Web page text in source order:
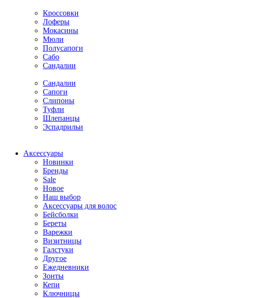
Кроссовки
Лоферы
Мокасины
Мюли
Полусапоги
Сабо
Сандалии
Сандалии
Сапоги
Слипоны
Туфли
Шлепанцы
Эспадрильи
Аксессуары
Новинки
Бренды
Sale
Новое
Наш выбор
Аксессуары для волос
Бейсболки
Береты
Варежки
Визитницы
Галстуки
Другое
Ежедневники
Зонты
Кепи
Ключницы